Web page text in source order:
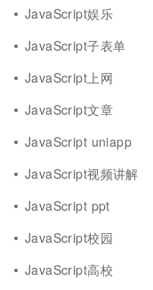
JavaScript娱乐
JavaScript子表单
JavaScript上网
JavaScript文章
JavaScript uniapp
JavaScript视频讲解
JavaScript ppt
JavaScript校园
JavaScript高校